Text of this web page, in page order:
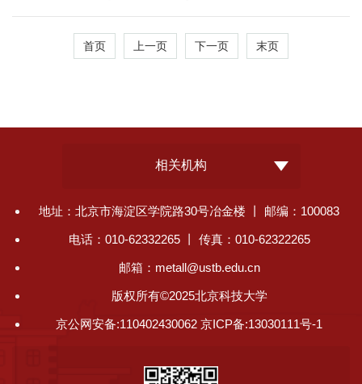
北京高校研究生考古学论坛”
首页 上一页 下一页 末页
相关机构
地址：北京市海淀区学院路30号冶金楼 丨 邮编：100083
电话：010-62332265 丨 传真：010-62322265
邮箱：metall@ustb.edu.cn
版权所有©2025北京科技大学
京公网安备:110402430062 京ICP备:13030111号-1